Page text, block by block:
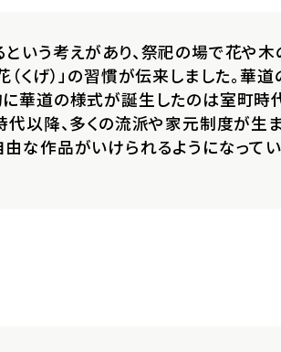
いう考えがあり、祭祀の場で花や木
くげ）」の習慣が伝来しました。華
華道の様式が誕生したのは室町時
代以降、多くの流派や家元制度が生
な作品がいけられるようになってい